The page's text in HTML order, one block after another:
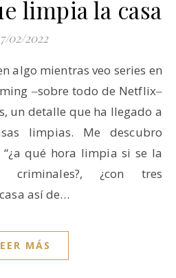
limpia la casa
02/2022
‒sobre todo de Netflix‒
un detalle que ha llegado a
limpias. Me descubro
qué hora limpia si se la
criminales?, ¿con tres
así de…
MÁS